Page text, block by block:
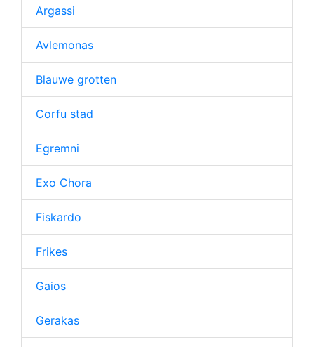
Argassi
Avlemonas
Blauwe grotten
Corfu stad
Egremni
Exo Chora
Fiskardo
Frikes
Gaios
Gerakas